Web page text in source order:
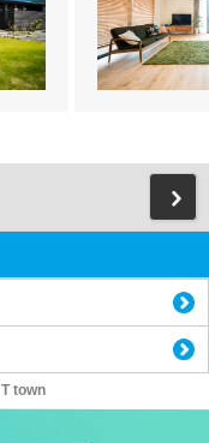
T town